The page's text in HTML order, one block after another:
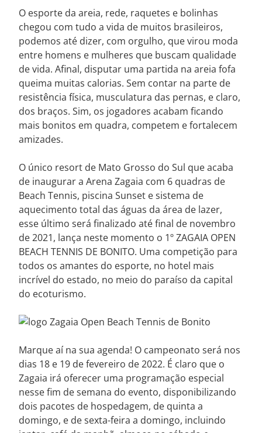
O esporte da areia, rede, raquetes e bolinhas
chegou com tudo a vida de muitos brasileiros,
podemos até dizer, com orgulho, que virou moda
entre homens e mulheres que buscam qualidade
de vida. Afinal, disputar uma partida na areia fofa
queima muitas calorias. Sem contar na parte de
resistência física, musculatura das pernas, e claro,
dos braços. Sim, os jogadores acabam ficando
mais bonitos em quadra, competem e fortalecem
amizades.
O único resort de Mato Grosso do Sul que acaba
de inaugurar a Arena Zagaia com 6 quadras de
Beach Tennis, piscina Sunset e sistema de
aquecimento total das águas da área de lazer,
esse último será finalizado até final de novembro
de 2021, lança neste momento o 1º ZAGAIA OPEN
BEACH TENNIS DE BONITO. Uma competição para
todos os amantes do esporte, no hotel mais
incrível do estado, no meio do paraíso da capital
do ecoturismo.
Marque aí na sua agenda! O campeonato será nos
dias 18 e 19 de fevereiro de 2022. É claro que o
Zagaia irá oferecer uma programação especial
nesse fim de semana do evento, disponibilizando
dois pacotes de hospedagem, de quinta a
domingo, e de sexta-feira a domingo, incluindo